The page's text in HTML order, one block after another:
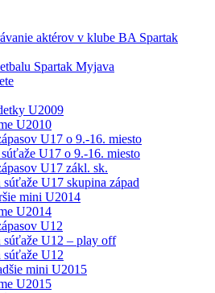
aktérov v klube BA Spartak
Spartak Myjava
U2009
U2010
U17 o 9.-16. miesto
U17 o 9.-16. miesto
U17 zákl. sk.
U17 skupina západ
mini U2014
U2014
U12
súťaže U12 – play off
U12
mini U2015
U2015